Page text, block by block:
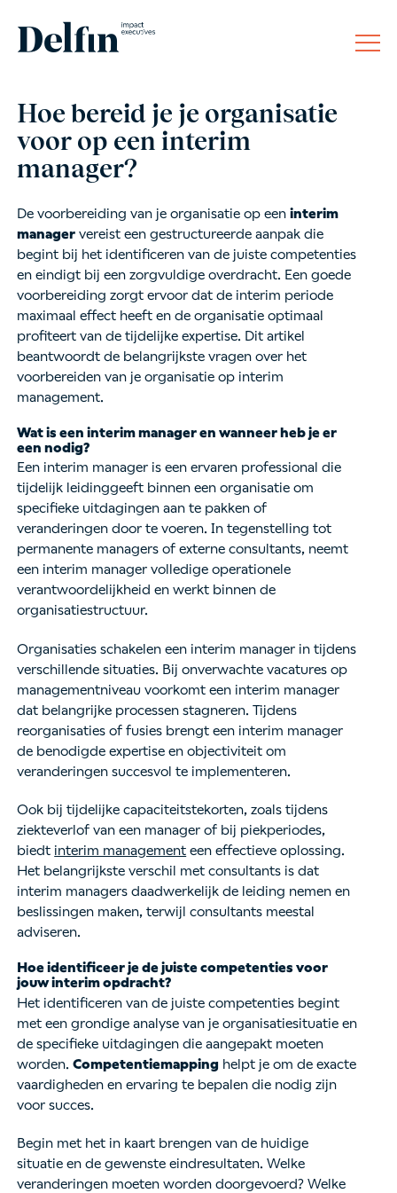
Hoe bereid je je organisatie
voor op een interim
manager?
De voorbereiding van je organisatie op eeninterim
manager vereist een gestructureerde aanpak die
begint bij het identificeren van de juiste competenties
en eindigt bij een zorgvuldige overdracht. Een goede
voorbereiding zorgt ervoor dat de interim periode
maximaal effect heeft en de organisatie optimaal
profiteert van de tijdelijke expertise. Dit artikel
beantwoordt de belangrijkste vragen over het
voorbereiden van je organisatie op interim
management.
Wat is een interim manager en wanneer heb je er
een nodig?
Een interim manager is een ervaren professional die
tijdelijk leidinggeeft binnen een organisatie om
specifieke uitdagingen aan te pakken of
veranderingen door te voeren. In tegenstelling tot
permanente managers of externe consultants, neemt
een interim manager volledige operationele
verantwoordelijkheid en werkt binnen de
organisatiestructuur.
Organisaties schakelen een interim manager in tijdens
verschillende situaties. Bij onverwachte vacatures op
managementniveau voorkomt een interim manager
dat belangrijke processen stagneren. Tijdens
reorganisaties of fusies brengt een interim manager
de benodigde expertise en objectiviteit om
veranderingen succesvol te implementeren.
Ook bij tijdelijke capaciteitstekorten, zoals tijdens
ziekteverlof van een manager of bij piekperiodes,
biedt interim management een effectieve oplossing.
Het belangrijkste verschil met consultants is dat
interim managers daadwerkelijk de leiding nemen en
beslissingen maken, terwijl consultants meestal
adviseren.
Hoe identificeer je de juiste competenties voor
jouw interim opdracht?
Het identificeren van de juiste competenties begint
met een grondige analyse van je organisatiesituatie en
de specifieke uitdagingen die aangepakt moeten
worden.Competentiemapping helpt je om de exacte
vaardigheden en ervaring te bepalen die nodig zijn
voor succes.
Begin met het in kaart brengen van de huidige
situatie en de gewenste eindresultaten. Welke
veranderingen moeten worden doorgevoerd? Welke